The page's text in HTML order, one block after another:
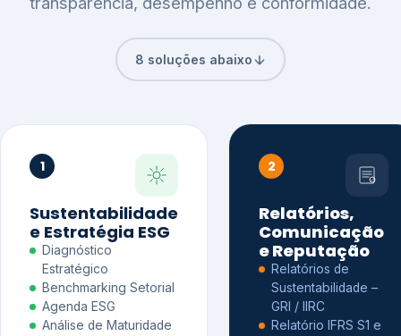
8 soluções abaixo
1
Sustentabilidade
e Estratégia ESG
Diagnóstico
Estratégico
Benchmarking Setorial
Agenda ESG
Análise de Maturidade
2
Relatórios,
Comunicação
e Reputação
Relatórios de
Sustentabilidade –
GRI / IIRC
Relatório IFRS S1 e